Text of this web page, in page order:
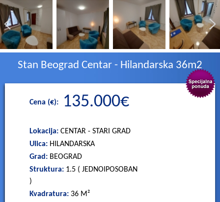
a
g
n
Stan Beograd Centar - Hilandarska 36m2
Cena (€): 135.000€
Lokacija: CENTAR - STARI GRAD
Ulica: HILANDARSKA
Grad: BEOGRAD
Struktura: 1.5 ( JEDNOIPOSOBAN
)
Kvadratura: 36 M²